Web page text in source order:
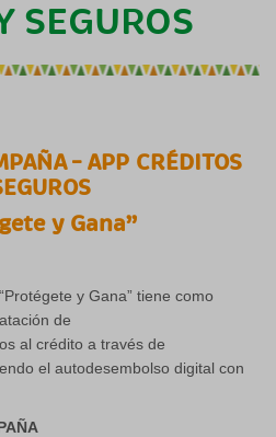
SEGUROS
– APP CRÉDITOS
y Gana”
y Gana” tiene como
de
al crédito a través de
el autodesembolso digital con